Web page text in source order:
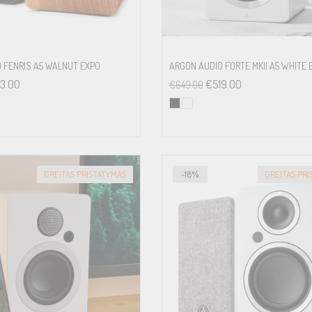
FENRIS A5 WALNUT EXPO
ARGON AUDIO FORTE MKII A5 WHITE
€649.00 €519.00
GREITAS PRISTATYMAS -18% GREITAS